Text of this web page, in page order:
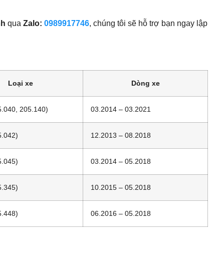
qua Zalo: 0989917746, chúng tôi sẽ hỗ trợ bạn ngay lập
Loại xe Dòng xe
205.140) 03.2014 – 03.2021
12.2013 – 08.2018
03.2014 – 05.2018
10.2015 – 05.2018
06.2016 – 05.2018